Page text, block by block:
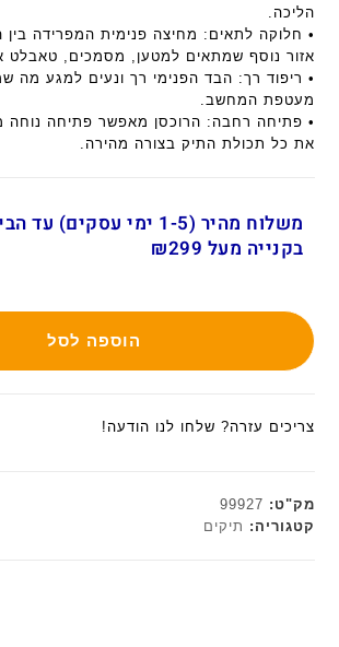
הליכה.
• חלוקה לתאים: מחיצה פנימית המפרידה בין
אזור נוסף שמתאים למטען, מסמכים, טאבלט
• ריפוד רך: הבד הפנימי רך ונעים למגע מה
מעטפת המחשב.
• פתיחה רחבה: הרוכסן מאפשר פתיחה נוחה
את כל תכולת התיק בצורה מהירה.
משלוח מהיר (1-5 ימי עסקים)
בקנייה מעל ₪299
הוספה לסל
צריכים עזרה? שלחו לנו הודעה!
מק"ט: 99927
קטגוריה: תיקים